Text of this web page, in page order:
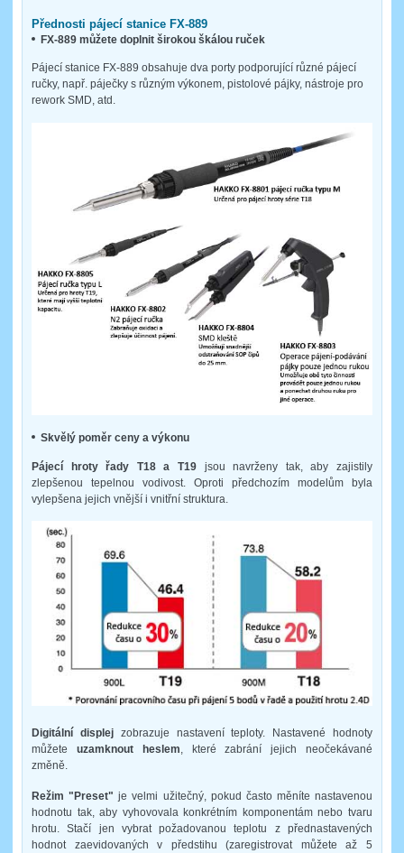
Přednosti pájecí stanice FX-889
FX-889 můžete doplnit širokou škálou ruček
Pájecí stanice FX-889 obsahuje dva porty podporující různé pájecí
ručky, např. páječky s různým výkonem, pistolové pájky, nástroje pro
rework SMD, atd.
Skvělý poměr ceny a výkonu
Pájecí hroty řady T18 a T19 jsou navrženy tak, aby zajistily
zlepšenou tepelnou vodivost. Oproti předchozím modelům byla
vylepšena jejich vnější i vnitřní struktura.
Digitální displejzobrazuje nastavení teploty. Nastavené hodnoty
můžete uzamknout heslem, které zabrání jejich neočekávané
změně.
Režim "Preset"je velmi užitečný, pokud často měníte nastavenou
hodnotu tak, aby vyhovovala konkrétním komponentám nebo tvaru
hrotu. Stačí jen vybrat požadovanou teplotu z přednastavených
hodnot zaevidovaných v předstihu (zaregistrovat můžete až 5